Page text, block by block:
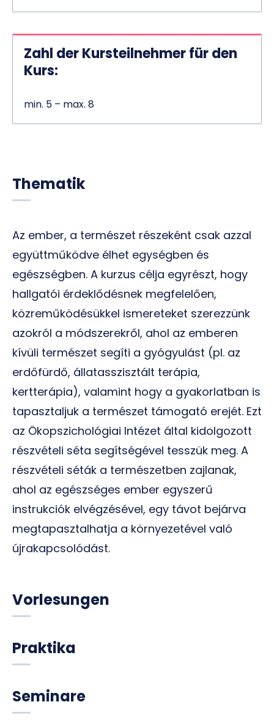
Zahl der Kursteilnehmer für den
Kurs:
min. 5 – max. 8
Thematik
Az ember, a természet részeként csak azzal
együttműködve élhet egységben és
egészségben. A kurzus célja egyrészt, hogy
hallgatói érdeklődésnek megfelelően,
közreműködésükkel ismereteket szerezzünk
azokról a módszerekről, ahol az emberen
kívüli természet segíti a gyógyulást (pl. az
erdőfürdő, állatasszisztált terápia,
kertterápia), valamint hogy a gyakorlatban is
tapasztaljuk a természet támogató erejét. Ezt
az Ökopszichológiai Intézet által kidolgozott
részvételi séta segítségével tesszük meg. A
részvételi séták a természetben zajlanak,
ahol az egészséges ember egyszerű
instrukciók elvégzésével, egy távot bejárva
megtapasztalhatja a környezetével való
újrakapcsolódást.
Vorlesungen
Praktika
Seminare